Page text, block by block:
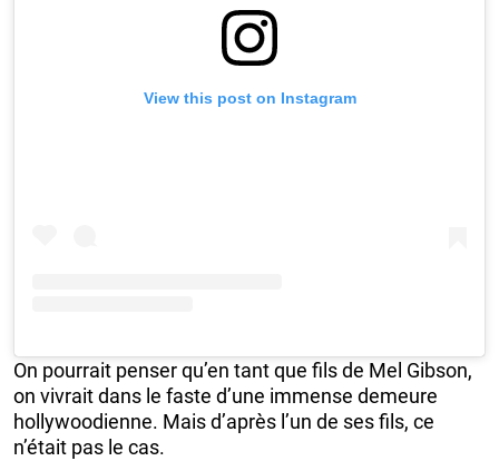
View this post on Instagram
On pourrait penser qu’en tant que fils de Mel Gibson,
on vivrait dans le faste d’une immense demeure
hollywoodienne. Mais d’après l’un de ses fils, ce
n’était pas le cas.